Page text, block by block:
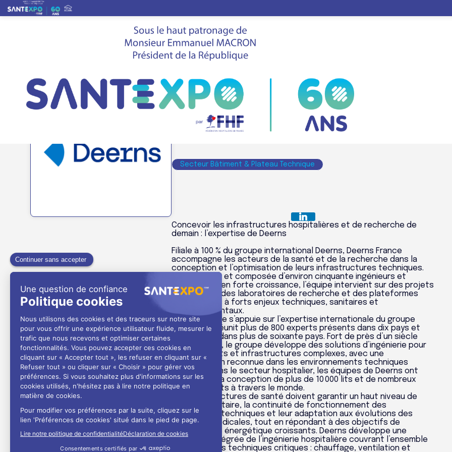
DEERNS FRANCE
Stand w341
DEERNS FRANCE
Secteur Bâtiment & Plateau Technique
Concevoir les infrastructures hospitalières et de recherche de
demain : l’expertise de Deerns
Filiale à 100 % du groupe international Deerns, Deerns France
accompagne les acteurs de la santé et de la recherche dans la
conception et l’optimisation de leurs infrastructures techniques.
Basée à Paris et composée d’environ cinquante ingénieurs et
consultants en forte croissance, l’équipe intervient sur des projets
hospitaliers, des laboratoires de recherche et des plateformes
biomédicales à forts enjeux techniques, sanitaires et
environnementaux.
Deerns France s’appuie sur l’expertise internationale du groupe
Deerns, qui réunit plus de 800 experts présents dans dix pays et
intervenant dans plus de soixante pays. Fort de près d’un siècle
d’expérience, le groupe développe des solutions d’ingénierie pour
des bâtiments et infrastructures complexes, avec une
spécialisation reconnue dans les environnements techniques
critiques. Dans le secteur hospitalier, les équipes de Deerns ont
contribué à la conception de plus de 10 000 lits et de nombreux
grands projets à travers le monde.
Les infrastructures de santé doivent garantir un haut niveau de
sécurité sanitaire, la continuité de fonctionnement des
installations techniques et leur adaptation aux évolutions des
pratiques médicales, tout en répondant à des objectifs de
performance énergétique croissants. Deerns développe une
approche intégrée de l’ingénierie hospitalière couvrant l’ensemble
des systèmes techniques critiques : chauffage, ventilation et